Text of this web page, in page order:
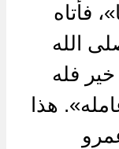
فأتاه
الله
فله
هذا